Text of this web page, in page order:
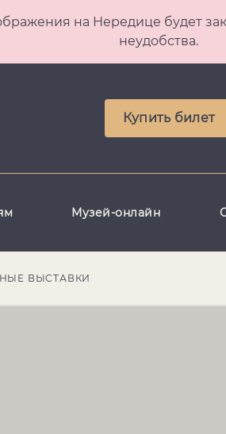
на Нередице будет
неудобства.
Купить билет
Музей-онлайн
ВЫСТАВКИ